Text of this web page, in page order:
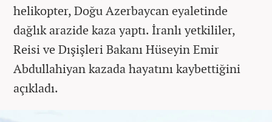
helikopter, Doğu Azerbaycan eyaletinde
dağlık arazide kaza yaptı. İranlı yetkililer,
Reisi ve Dışişleri Bakanı Hüseyin Emir
Abdullahiyan kazada hayatını kaybettiğini
açıkladı.